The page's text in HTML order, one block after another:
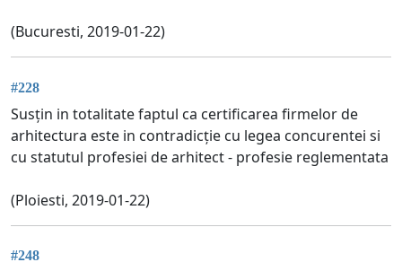
(Bucuresti, 2019-01-22)
#228
Susțin in totalitate faptul ca certificarea firmelor de
arhitectura este in contradicție cu legea concurentei si
cu statutul profesiei de arhitect - profesie reglementata
(Ploiesti, 2019-01-22)
#248